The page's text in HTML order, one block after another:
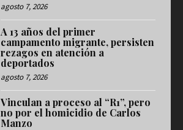
agosto 7, 2026
A 13 años del primer
campamento migrante, persisten
rezagos en atención a
deportados
agosto 7, 2026
Vinculan a proceso al “R1”, pero
no por el homicidio de Carlos
Manzo